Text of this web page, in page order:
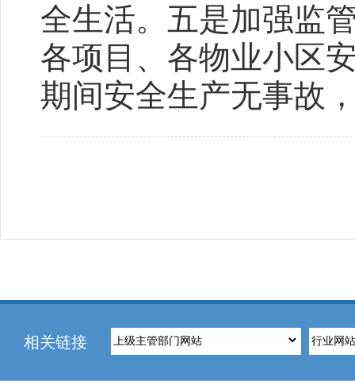
全生活。五是加强监
各项目、各物业小区
期间安全生产无事故
相关链接